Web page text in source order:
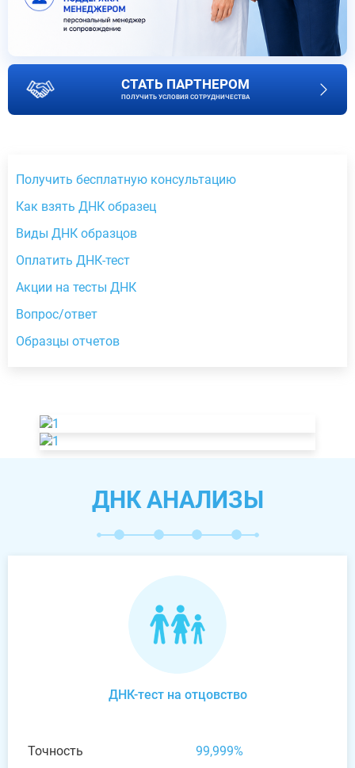
СТАТЬ ПАРТНЕРОМ
ПОЛУЧИТЬ УСЛОВИЯ СОТРУДНИЧЕСТВА
Получить бесплатную консультацию
Как взять ДНК образец
Виды ДНК образцов
Оплатить ДНК-тест
Акции на тесты ДНК
Вопрос/ответ
Образцы отчетов
ДНК АНАЛИЗЫ
ДНК-тест на отцовство
Точность
99,999%